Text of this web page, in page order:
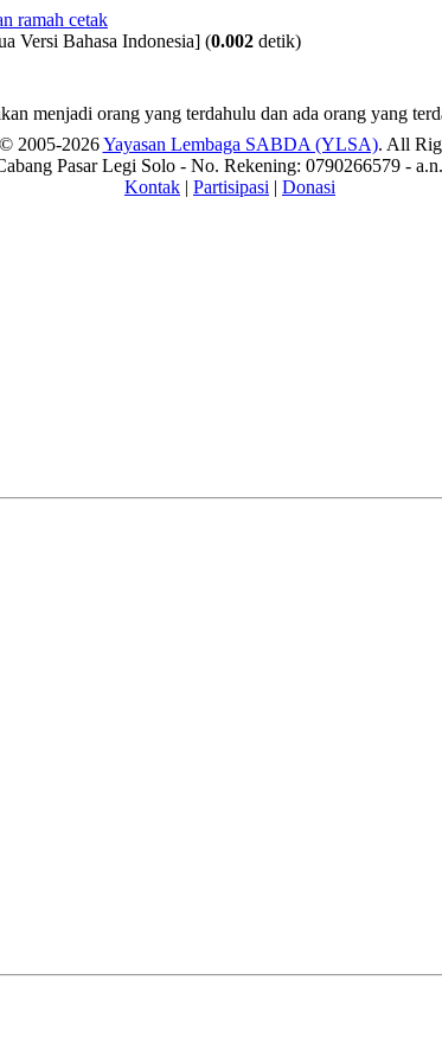
Versi Bahasa Indonesia] (0.002 detik)
menjadi orang yang terdahulu dan ada orang yang
2005-2026Yayasan Lembaga SABDA (YLSA). All
Pasar Legi Solo - No. Rekening: 0790266579 -
Kontak | Partisipasi | Donasi